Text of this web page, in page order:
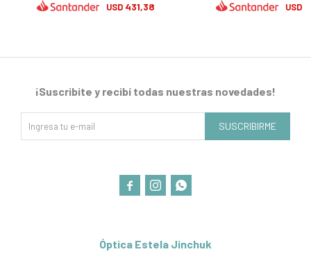
USD 431,38 USD
Óptica Estela Jinchuk
¡Suscribite y recibí todas nuestras novedades!
SUSCRIBIRME
  